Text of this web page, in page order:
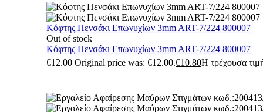
Κόφτης Πενσάκι Επωνυχίων 3mm ART-7/224 800007
Out of stock
Κόφτης Πενσάκι Επωνυχίων 3mm ART-7/224 800007
€12.00 Original price was: €12.00.€10.80Η τρέχουσα